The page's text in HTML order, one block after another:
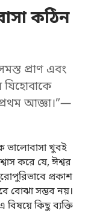
কঠিন
প্রাণ এবং
আজ্ঞা।”—
ভালোবাসা খুবই
করে যে, ঈশ্বর
প্রকাশ
বোঝা সম্ভব নয়।
কিছু ব্যক্তি